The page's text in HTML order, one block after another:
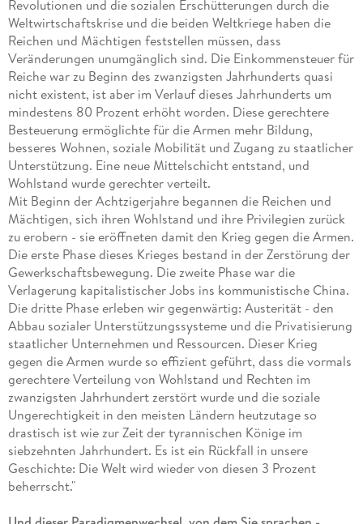
Revolutionen und die sozialen Erschütterungen durch die
Weltwirtschaftskrise und die beiden Weltkriege haben die
Reichen und Mächtigen feststellen müssen, dass
Veränderungen unumgänglich sind. Die Einkommensteuer für
Reiche war zu Beginn des zwanzigsten Jahrhunderts quasi
nicht existent, ist aber im Verlauf dieses Jahrhunderts um
mindestens 80 Prozent erhöht worden. Diese gerechtere
Besteuerung ermöglichte für die Armen mehr Bildung,
besseres Wohnen, soziale Mobilität und Zugang zu staatlicher
Unterstützung. Eine neue Mittelschicht entstand, und
Wohlstand wurde gerechter verteilt.
Mit Beginn der Achtzigerjahre begannen die Reichen und
Mächtigen, sich ihren Wohlstand und ihre Privilegien zurück
zu erobern - sie eröffneten damit den Krieg gegen die Armen.
Die erste Phase dieses Krieges bestand in der Zerstörung der
Gewerkschaftsbewegung. Die zweite Phase war die
Verlagerung kapitalistischer Jobs ins kommunistische China.
Die dritte Phase erleben wir gegenwärtig: Austerität - den
Abbau sozialer Unterstützungssysteme und die Privatisierung
staatlicher Unternehmen und Ressourcen. Dieser Krieg
gegen die Armen wurde so effizient geführt, dass die vormals
gerechtere Verteilung von Wohlstand und Rechten im
zwanzigsten Jahrhundert zerstört wurde und die soziale
Ungerechtigkeit in den meisten Ländern heutzutage so
drastisch ist wie zur Zeit der tyrannischen Könige im
siebzehnten Jahrhundert. Es ist ein Rückfall in unsere
Geschichte: Die Welt wird wieder von diesen 3 Prozent
beherrscht."